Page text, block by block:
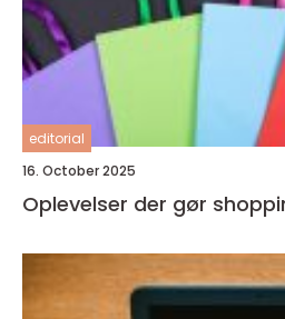
editorial
16. October 2025
Oplevelser der gør